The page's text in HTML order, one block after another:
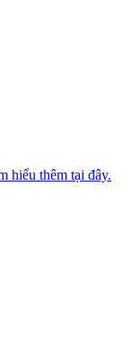
hiểu thêm tại đây.